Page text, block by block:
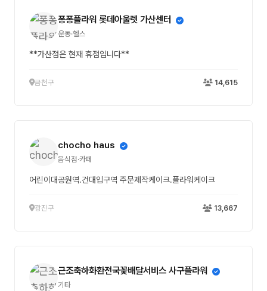
퐁퐁플라워 롯데아울렛 가산센터
운동·헬스
**가산점은 현재 휴점입니다**
금천구 14,615
chocho haus
음식점·카페
어린이대공원역.건대입구역 주문제작케이크.플라워케이크
광진구 13,667
근조축하화환전국꽃배달서비스 사구플라워
기타